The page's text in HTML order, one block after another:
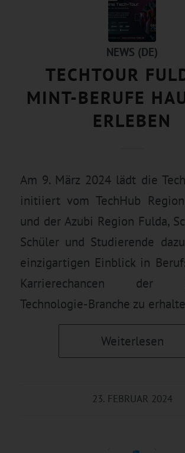
NEWS (DE)
TECHTOUR
MINT-BERUFE
ERLEBEN
Am 9. März 2024 lädt die
initiiert vom TechHub
und der Azubi Region Fulda,
Schüler und Studierende
einzigartigen Einblick in
Karrierechancen der
Technologie-Branche zu
Weiterlesen
23. FEBRUAR 2024